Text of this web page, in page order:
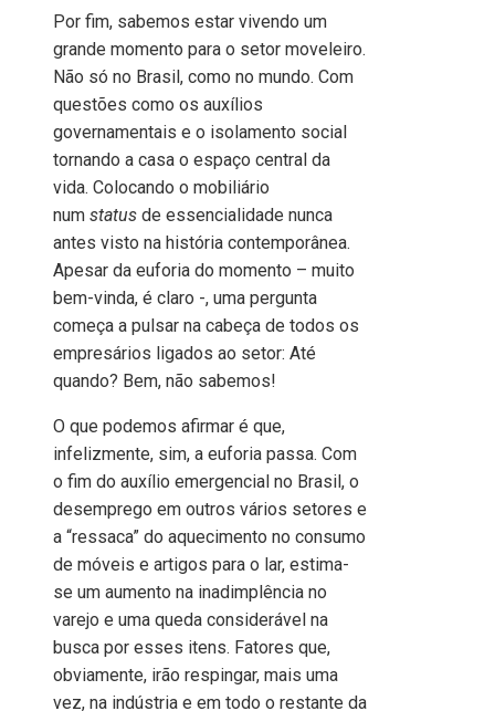
Por fim, sabemos estar vivendo um
grande momento para o setor moveleiro.
Não só no Brasil, como no mundo. Com
questões como os auxílios
governamentais e o isolamento social
tornando a casa o espaço central da
vida. Colocando o mobiliário
num status de essencialidade nunca
antes visto na história contemporânea.
Apesar da euforia do momento – muito
bem-vinda, é claro -, uma pergunta
começa a pulsar na cabeça de todos os
empresários ligados ao setor: Até
quando? Bem, não sabemos!
O que podemos afirmar é que,
infelizmente, sim, a euforia passa. Com
o fim do auxílio emergencial no Brasil, o
desemprego em outros vários setores e
a “ressaca” do aquecimento no consumo
de móveis e artigos para o lar, estima-
se um aumento na inadimplência no
varejo e uma queda considerável na
busca por esses itens. Fatores que,
obviamente, irão respingar, mais uma
vez, na indústria e em todo o restante da